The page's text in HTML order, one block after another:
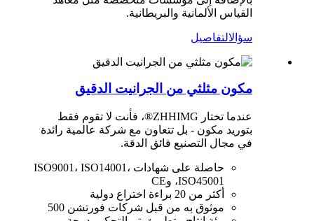
القياس الألمانية والبريطانية.
سؤالالتفاصيل
مكون مثلثي من الجرانيت الدقيق
عندما تختار ZHHIMG®، فأنت لا تقوم فقط
بتوريد مكون - بل تتعاون مع شركة عالمية رائدة
في مجال التصنيع فائق الدقة.
حاصلة على شهادات ISO9001، ISO14001،
ISO45001، وCE
أكثر من 20 براءة اختراع دولية
موثوق به من قبل شركات فورتشن 500